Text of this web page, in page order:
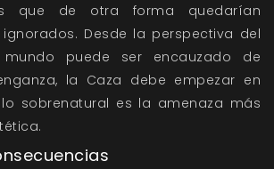
que de otra forma quedarían
Desde la perspectiva del
puede ser encauzado de
la Caza debe empezar en
sobrenatural es la amenaza más